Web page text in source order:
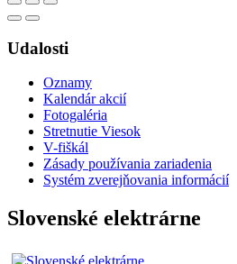
Udalosti
Oznamy
Kalendár akcií
Fotogaléria
Stretnutie Viesok
V-fiškál
Zásady používania zariadenia
Systém zverejňovania informácií
Slovenské elektrárne